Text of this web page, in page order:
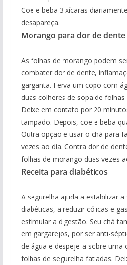
Coe e beba 3 xícaras
desapareça.
Morango para dor de dente
As folhas de morango podem
combater dor de dente,
garganta. Ferva um copo com
duas colheres de sopa de
Deixe em contato por 20
tampado. Depois, coe e beba
Outra opção é usar o chá para
vezes ao dia. Contra dor de
folhas de morango duas vezes
Receita para diabéticos
A segurelha ajuda a estabilizar a
diabéticas, a reduzir cólicas e
estimular a digestão. Seu chá
em gargarejos, por ser anti-
de água e despeje-a sobre uma
folhas de segurelha fatiadas.